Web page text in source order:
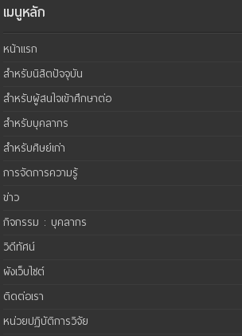
เมนูหลัก
หน้าแรก
สำหรับนิสิตปัจจุบัน
สำหรับผู้สนใจเข้าศึกษาต่อ
สำหรับบุคลากร
สำหรับศิษย์เก่า
การจัดการความรู้
ข่าว
กิจกรรม : บุคลากร
วิดีทัศน์
ผังเว็บไซต์
ติดต่อเรา
หน่วยปฏิบัติการวิจัย